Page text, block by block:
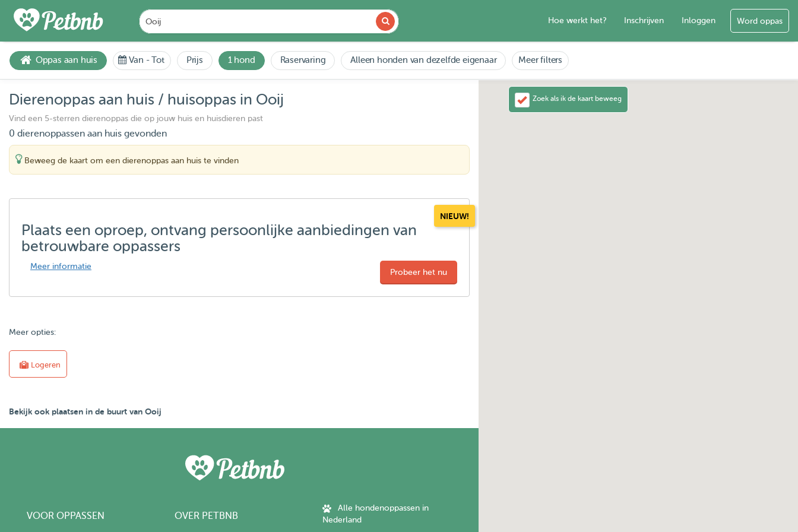
Hoe werkt het? Inschrijven Inloggen Word oppas
Oppas aan huis Van -Tot Prijs 1 hond Raservaring Alleen honden van dezelfde eigenaar Meer filters
Dierenoppas aan huis / huisoppas in Ooij
Vind een 5-sterren dierenoppas die op jouw huis en huisdieren past
0 dierenoppassen aan huis gevonden
Beweeg de kaart om een dierenoppas aan huis te vinden
NIEUW!
Plaats een oproep, ontvang persoonlijke aanbiedingen van
betrouwbare oppassers
Meer informatie
Probeer het nu
Meer opties:
Logeren
Bekijk ook plaatsen in de buurt van Ooij
VOOR OPPASSEN OVER PETBNB
Alle hondenoppassen in
Nederland
Zoek als ik de kaart beweeg